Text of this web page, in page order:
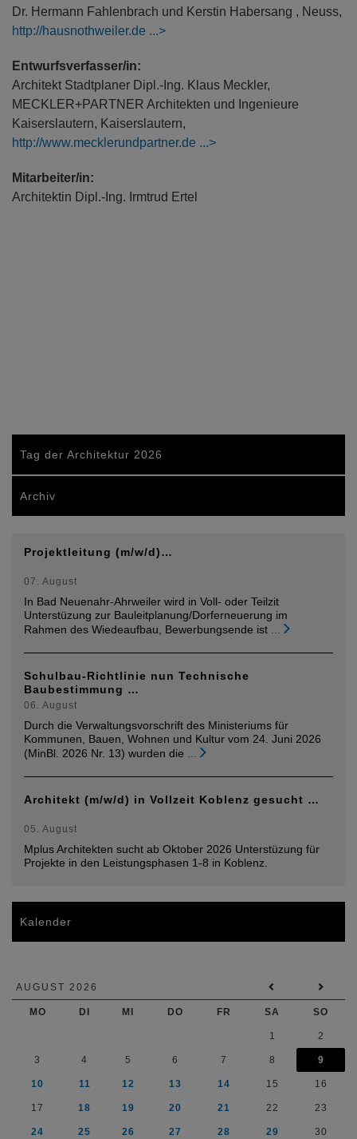
Dr. Hermann Fahlenbrach und Kerstin Habersang , Neuss,
http://hausnothweiler.de
Entwurfsverfasser/in:
Architekt Stadtplaner Dipl.-Ing. Klaus Meckler,
MECKLER+PARTNER Architekten und Ingenieure
Kaiserslautern, Kaiserslautern,
http://www.mecklerundpartner.de
Mitarbeiter/in:
Architektin Dipl.-Ing. Irmtrud Ertel
Tag der Architektur 2026
Archiv
Projektleitung (m/w/d)…
07. August
In Bad Neuenahr-Ahrweiler wird in Voll- oder Teilzit
Unterstüzung zur Bauleitplanung/Dorferneuerung im
Rahmen des Wiedeaufbau, Bewerbungsende ist ...
Schulbau-Richtlinie nun Technische
Baubestimmung …
06. August
Durch die Verwaltungsvorschrift des Ministeriums für
Kommunen, Bauen, Wohnen und Kultur vom 24. Juni 2026
(MinBl. 2026 Nr. 13) wurden die ...
Architekt (m/w/d) in Vollzeit Koblenz gesucht …
05. August
Mplus Architekten sucht ab Oktober 2026 Unterstüzung für
Projekte in den Leistungsphasen 1-8 in Koblenz.
Kalender
AUGUST 2026
MO DI MI DO FR SA SO
1 2
3 4 5 6 7 8 9
10 11 12 13 14 15 16
17 18 19 20 21 22 23
24 25 26 27 28 29 30